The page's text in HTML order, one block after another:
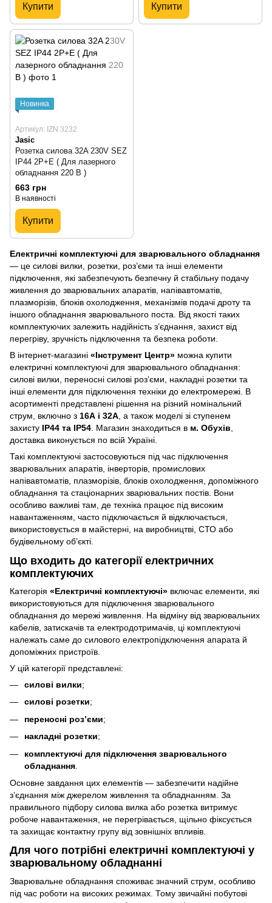
Купити Купити
Новинка
Артикул: IZN 3232
Jasic
Розетка силова 32A 230V SEZ
IP44 2P+E ( Для лазерного
обладнання 220 В )
663 грн
В наявності
Купити
Електричні комплектуючі для зварювального обладнання
— це силові вилки, розетки, роз’єми та інші елементи
підключення, які забезпечують безпечну й стабільну подачу
живлення до зварювальних апаратів, напівавтоматів,
плазморізів, блоків охолодження, механізмів подачі дроту та
іншого обладнання зварювального поста. Від якості таких
комплектуючих залежить надійність з’єднання, захист від
перегріву, зручність підключення та безпека роботи.
В інтернет-магазині «Інструмент Центр» можна купити
електричні комплектуючі для зварювального обладнання:
силові вилки, переносні силові роз’єми, накладні розетки та
інші елементи для підключення техніки до електромережі. В
асортименті представлені рішення на різний номінальний
струм, включно з 16А і 32А, а також моделі зі ступенем
захисту IP44 та IP54. Магазин знаходиться в м. Обухів,
доставка виконується по всій Україні.
Такі комплектуючі застосовуються під час підключення
зварювальних апаратів, інверторів, промислових
напівавтоматів, плазморізів, блоків охолодження, допоміжного
обладнання та стаціонарних зварювальних постів. Вони
особливо важливі там, де техніка працює під високим
навантаженням, часто підключається й відключається,
використовується в майстерні, на виробництві, СТО або
будівельному об’єкті.
Що входить до категорії електричних
комплектуючих
Категорія «Електричні комплектуючі» включає елементи, які
використовуються для підключення зварювального
обладнання до мережі живлення. На відміну від зварювальних
кабелів, затискачів та електродотримачів, ці комплектуючі
належать саме до силового електропідключення апарата й
допоміжних пристроїв.
У цій категорії представлені:
силові вилки;
силові розетки;
переносні роз’єми;
накладні розетки;
комплектуючі для підключення зварювального
обладнання
Основне завдання цих елементів — забезпечити надійне
з’єднання між джерелом живлення та обладнанням. За
правильного підбору силова вилка або розетка витримує
робоче навантаження, не перегрівається, щільно фіксується
та захищає контактну групу від зовнішніх впливів.
Для чого потрібні електричні комплектуючі у
зварювальному обладнанні
Зварювальне обладнання споживає значний струм, особливо
під час роботи на високих режимах. Тому звичайні побутові